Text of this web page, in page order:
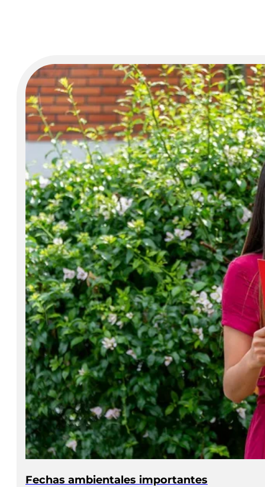
Fechas ambientales importantes